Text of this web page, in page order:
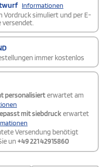
Informationen
Vordruck simuliert und per E-
versendet.
immer kostenlos
personalisierterwartet am
mit siebdruckerwartet
Versendung benötigt
un+49 221 42915860